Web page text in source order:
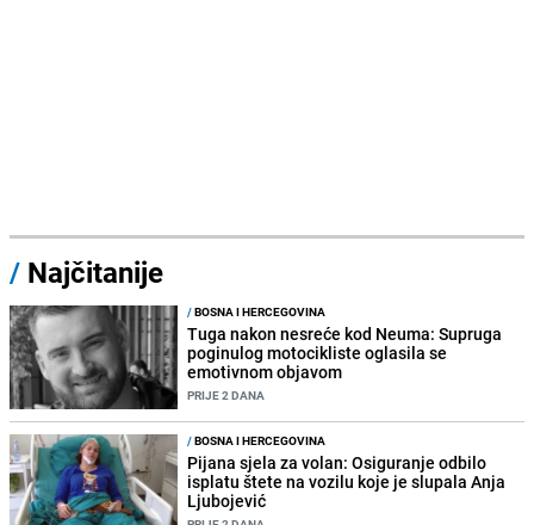
/ Najčitanije
/BOSNA I HERCEGOVINA
Tuga nakon nesreće kod Neuma: Supruga
poginulog motocikliste oglasila se
emotivnom objavom
PRIJE 2 DANA
/BOSNA I HERCEGOVINA
Pijana sjela za volan: Osiguranje odbilo
isplatu štete na vozilu koje je slupala Anja
Ljubojević